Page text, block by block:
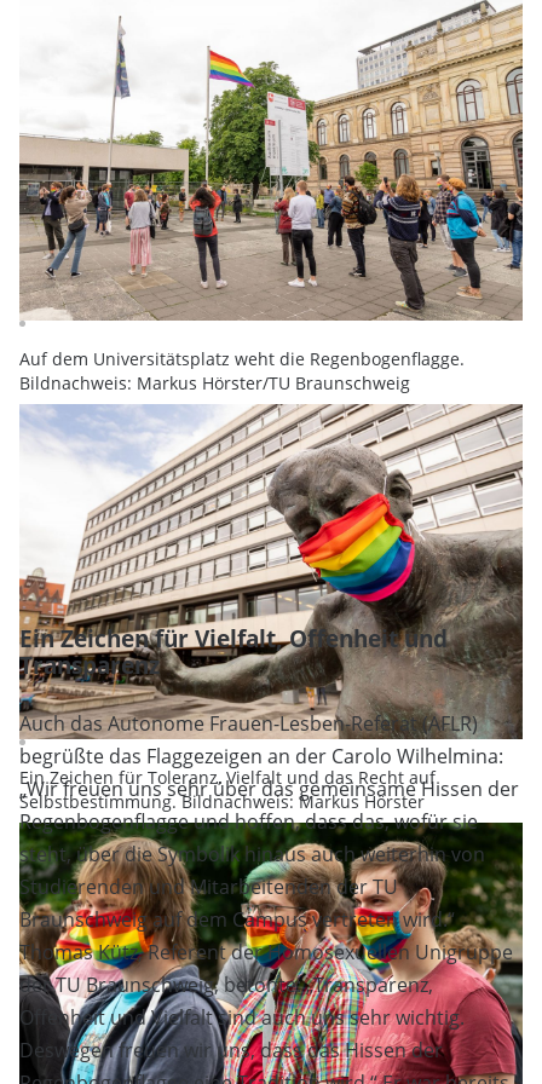
Auf dem Universitätsplatz weht die Regenbogenflagge.
Bildnachweis: Markus Hörster/TU Braunschweig
Ein Zeichen für Toleranz, Vielfalt und das Recht auf
Selbstbestimmung. Bildnachweis: Markus Hörster
Ein Zeichen für Vielfalt, Offenheit und
Transparenz
Auch das Autonome Frauen-Lesben-Referat (AFLR)
begrüßte das Flaggezeigen an der Carolo Wilhelmina:
„Wir freuen uns sehr über das gemeinsame Hissen der
Regenbogenflagge und hoffen, dass das, wofür sie
steht, über die Symbolik hinaus auch weiterhin von
Studierenden und Mitarbeitenden der TU
Braunschweig auf dem Campus vertreten wird.“
Thomas Kütz, Referent der Homosexuellen Unigruppe
der TU Braunschweig, betonte: „Transparenz,
Offenheit und Vielfalt sind auch uns sehr wichtig.
Deswegen freuen wir uns, dass das Hissen der